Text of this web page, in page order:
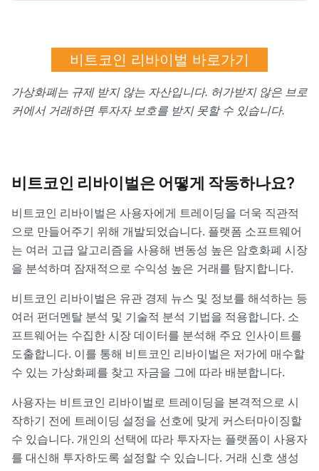
비트코인 리바이벌 바로가기
가상화폐는 규제 받지 않는 자산입니다. 허가받지 않은 브로
커에서 거래하면 투자자 보호를 받지 못할 수 있습니다.
비트코인 리바이벌은 어떻게 작동하나요?
비트코인 리바이벌은 사용자에게 트레이딩을 더욱 직관적
으로 만들어주기 위해 개발되었습니다. 플랫폼 소프트웨어
는 여러 고급 알고리즘을 사용해 변동성 높은 암호화폐 시장
을 분석하며 잠재적으로 수익성 높은 거래를 탐지합니다.
비트코인 리바이벌은 유관 경제 뉴스 및 정보를 해석하는 등
여러 펀더멘탈 분석 및 기술적 분석 기법을 적용합니다. 소
프트웨어는 수집한 시장 데이터를 분석해 주요 인사이트를
도출합니다. 이를 통해 비트코인 리바이벌은 저가에 매수할
수 있는 가상화폐를 찾고 자금을 그에 따라 배분합니다.
사용자는 비트코인 리바이벌로 트레이딩을 본격적으로 시
작하기 전에 트레이딩 설정을 선호에 맞게 커스터마이징할
수 있습니다. 개인의 선택에 따라 투자자는 플랫폼이 사용자
를 대신해 투자하도록 설정할 수 있습니다. 거래 신호 생성